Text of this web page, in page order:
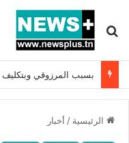
بحث عن
الرئيسية / أخبار